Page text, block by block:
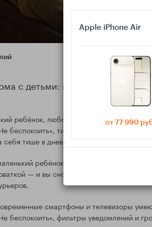
с детьми: настраиваем
ребёнок, любой звонок или
беспокоить», тихие уведомления и
тише в дневной и ночной сон ребёнка.
ребёнок, понятие «тихий дом»
— и вы снова укачиваете. К этому
смартфоны и телевизоры
беспокоить», фильтры уведомлений и
Apple iPhone Air
от 77 990